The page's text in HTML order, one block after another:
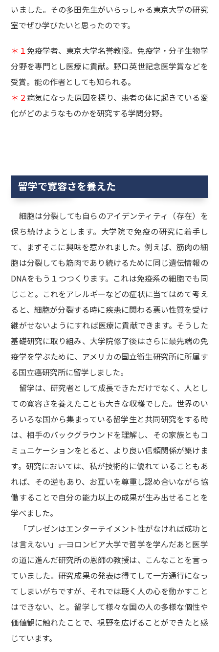
いました。その多田先生がいらっしゃる東京大学の研究
室でぜひ学びたいと思ったのです。
＊１免疫学者、東京大学名誉教授。免疫学・分子生物学
分野を専門とし医療に貢献。野口英世記念医学賞などを
受賞。能の作者としても知られる。
＊２病気になった原因を探り、患者の体に起きている変
化がどのようなものかを研究する学問分野。
留学で寛容さを養えた
細胞は分裂しても自らのアイデンティティ（存在）を
保ち続けようとします。大学院で免疫の研究に着手し
て、まずそこに興味を惹かれました。例えば、筋肉の細
胞は分裂しても筋肉であり続けるために同じ遺伝情報の
DNAをもう１つつくります。これは免疫系の細胞でも同
じこと。これをアレルギーなどの症状に当てはめて考え
ると、細胞が分裂する時に疾患に関わる悪い性質を受け
継がせないようにすれば医療に貢献できます。そうした
基礎研究に取り組み、大学院修了後はさらに最先端の免
疫学を学ぶために、アメリカの国立衛生研究所に所属す
る国立癌研究所に留学しました。
留学は、研究者として成長できただけでなく、人とし
ての寛容さを養えたことも大きな収穫でした。世界のい
ろいろな国から集まっている留学生と共同研究をする時
は、相手のバックグラウンドを理解し、その家族ともコ
ミュニケーションをとると、より良い信頼関係が築けま
す。研究においては、私が技術的に優れていることもあ
れば、その逆もあり、お互いを尊重し認め合いながら協
働することで自分の能力以上の成果が生み出せることを
学べました。
「プレゼンはエンターテイメント性がなければ成功と
は言えない」――。コロンビア大学で哲学を学んだあと医学
の道に進んだ研究所の恩師の教授は、こんなことを言っ
ていました。研究成果の発表は得てして一方通行になっ
てしまいがちですが、それでは聴く人の心を動かすこと
はできない、と。留学して様々な国の人の多様な個性や
価値観に触れたことで、視野を広げることができたと感
じています。